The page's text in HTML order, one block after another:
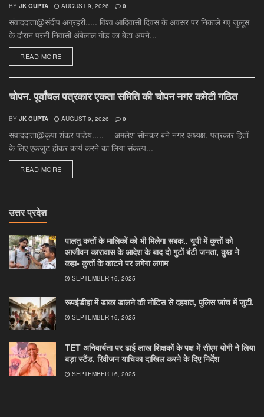
BY JK GUPTA AUGUST 9, 2026 0
संवाददाता@संदीप अग्रहरी..... विश्व आदिवासी दिवस के अवसर पर निकाले गए जुलूस
के दौरान परनी निवासी अंबेलाल गोंड का बेटा अपने...
READ MOREDETAILS
चोपन. पूर्वांचल पत्रकार एकता समिति की चोपन नगर कमेटी गठित
BY JK GUPTA AUGUST 9, 2026 0
संवाददाता@कृपा शंकर पांडेय..... -- अमलेश सोनकर बने नगर अध्यक्ष, पत्रकार हितों
के लिए एकजुट होकर कार्य करने का लिया संकल्प...
READ MOREDETAILS
उत्तर प्रदेश
पालतु कत्तों के मालिकों को भी मिलेगा सबक.. यूपी में कुत्तों को
आजीवन कारावास के आदेश के बाद दो गुटों बंटी जनता, कुछ ने
कहा- कुत्तों के काटने पर लगेगा लगाम
SEPTEMBER 16, 2025
रूपईडीहा में डाका डालने की नोटिस से दहशत, पुलिस जांच में जुटी.
SEPTEMBER 16, 2025
TET अनिवार्यता पर ढाई लाख शिक्षकों के पक्ष में सीएम योगी ने लिया
बड़ा स्टैंड, रिवीजन याचिका दाखिल करने के दिए निर्देश
SEPTEMBER 16, 2025